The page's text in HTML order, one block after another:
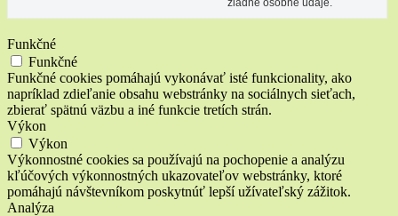
žiadne osobné údaje.
Funkčné
Funkčné
Funkčné cookies pomáhajú vykonávať isté funkcionality, ako
napríklad zdieľanie obsahu webstránky na sociálnych sieťach,
zbierať spätnú väzbu a iné funkcie tretích strán.
Výkon
Výkon
Výkonnostné cookies sa používajú na pochopenie a analýzu
kľúčových výkonnostných ukazovateľov webstránky, ktoré
pomáhajú návštevníkom poskytnúť lepší užívateľský zážitok.
Analýza